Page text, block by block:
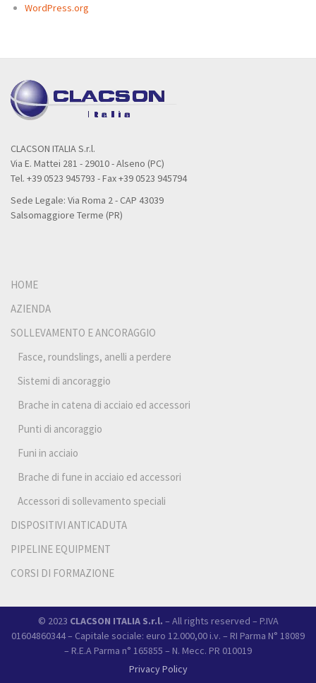
WordPress.org
CLACSON ITALIA S.r.l.
Via E. Mattei 281 - 29010 - Alseno (PC)
Tel. +39 0523 945793 - Fax +39 0523 945794
Sede Legale: Via Roma 2 - CAP 43039
Salsomaggiore Terme (PR)
HOME
AZIENDA
SOLLEVAMENTO E ANCORAGGIO
Fasce, roundslings, anelli a perdere
Sistemi di ancoraggio
Brache in catena di acciaio ed accessori
Punti di ancoraggio
Funi in acciaio
Brache di fune in acciaio ed accessori
Accessori di sollevamento speciali
DISPOSITIVI ANTICADUTA
PIPELINE EQUIPMENT
CORSI DI FORMAZIONE
© 2023 CLACSON ITALIA S.r.l. – All rights reserved – P.IVA
01604860344 – Capitale sociale: euro 12.000,00 i.v. – RI Parma N° 18089
– R.E.A Parma n° 165855 – N. Mecc. PR 010019
Privacy Policy